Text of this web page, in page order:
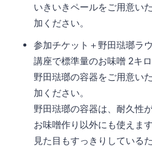
いきいきペールをご用意い
加ください。
参加チケット＋野田琺瑯ラ
講座で標準量のお味噌 2キロ
野田琺瑯の容器をご用意い
加ください。
野田琺瑯の容器は、耐久性
お味噌作り以外にも使えます
見た目もすっきりしている